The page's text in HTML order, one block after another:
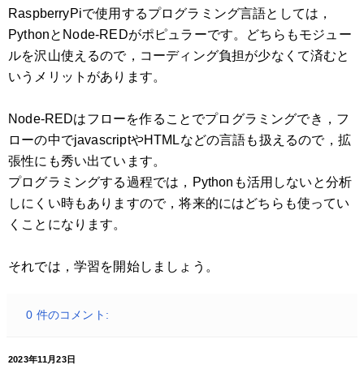
RaspberryPiで使用するプログラミング言語としては，
PythonとNode-REDがポピュラーです。どちらもモジュー
ルを沢山使えるので，コーディング負担が少なくて済むと
いうメリットがあります。
Node-REDはフローを作ることでプログラミングでき，フ
ローの中でjavascriptやHTMLなどの言語も扱えるので，拡
張性にも秀い出ています。
プログラミングする過程では，Pythonも活用しないと分析
しにくい時もありますので，将来的にはどちらも使ってい
くことになります。
それでは，学習を開始しましょう。
0 件のコメント:
2023年11月23日